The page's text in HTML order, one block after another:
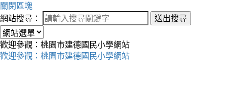
關閉區塊
網站搜尋：
送出搜尋
歡迎參觀：桃園市建德國民小學網站
歡迎參觀：桃園市建德國民小學網站